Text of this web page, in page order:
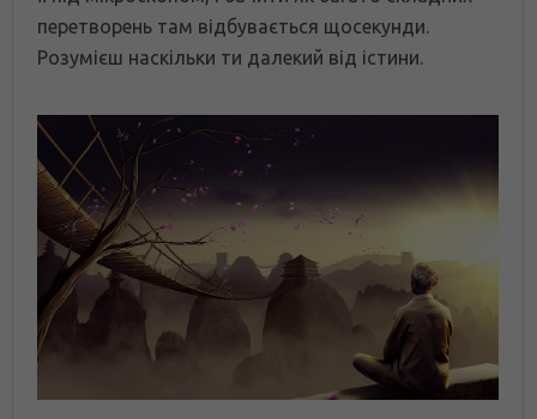
перетворень там відбувається щосекунди.
Розумієш наскільки ти далекий від істини.